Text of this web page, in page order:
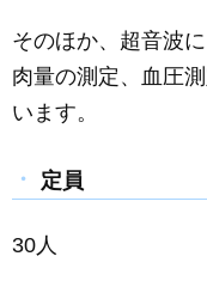
そのほか、超音波
肉量の測定、血圧
います。
定員
30人